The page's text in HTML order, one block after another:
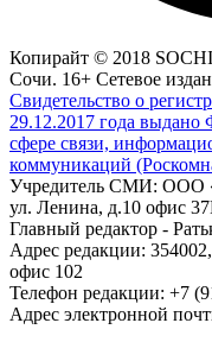
Копирайт © 2018
Сочи. 16+ Сетевое
Свидетельство о
29.12.2017 года выдано
сфере связи,
коммуникаций
Учредитель СМИ: ООО
ул. Ленина, д.10 офис
Главный редактор -
Адрес редакции:
офис 102
Телефон редакции: +7
Адрес электронной